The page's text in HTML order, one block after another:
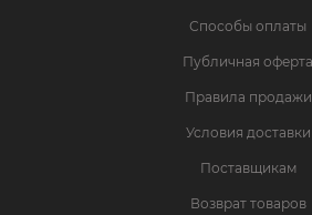
Способы оплаты
Публичная оферта
Правила продажи
Условия доставки
Поставщикам
Возврат товаров